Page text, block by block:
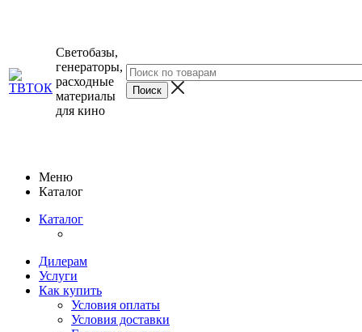
Светобазы,
генераторы,
расходные
материалы
для кино
Меню
Каталог
Каталог
Дилерам
Услуги
Как купить
Условия оплаты
Условия доставки